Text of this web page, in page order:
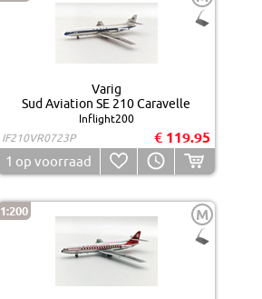
Varig
Sud Aviation SE 210 Caravelle
Inflight200
IF210VR0723P
€ 119.95
1 op voorraad
1:200 M